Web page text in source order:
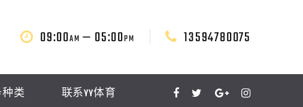
09:00AM — 05:00PM 13594780075
类 联系YY体育